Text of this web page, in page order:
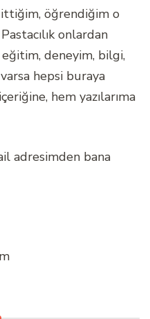
öğrendiğim o
onlardan
deneyim, bilgi,
hepsi buraya
hem yazılarıma
adresimden bana